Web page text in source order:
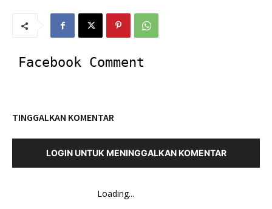
Facebook Comment
TINGGALKAN KOMENTAR
LOGIN UNTUK MENINGGALKAN KOMENTAR
Loading...